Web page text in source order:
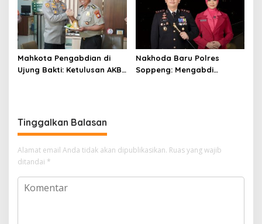
Mahkota Pengabdian di
Ujung Bakti: Ketulusan AKBP
Nakhoda Baru Polres
Soppeng: Mengabdi
Tinggalkan Balasan
Alamat email Anda tidak akan dipublikasikan. Ruas yang wajib
ditandai *